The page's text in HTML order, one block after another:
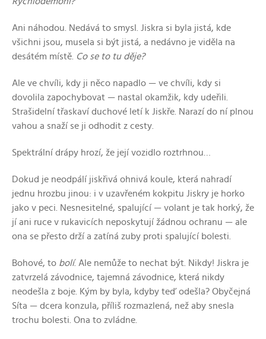
Ani náhodou. Nedává to smysl. Jiskra si byla jistá, kde
všichni jsou, musela si být jistá, a nedávno je viděla na
desátém místě. Co se to tu děje?
Ale ve chvíli, kdy ji něco napadlo — ve chvíli, kdy si
dovolila zapochybovat — nastal okamžik, kdy udeřili.
Strašidelní třaskaví duchové letí k Jiskře. Narazí do ní plnou
vahou a snaží se ji odhodit z cesty.
Spektrální drápy hrozí, že její vozidlo roztrhnou…
Dokud je neodpálí jiskřivá ohnivá koule, která nahradí
jednu hrozbu jinou: i v uzavřeném kokpitu Jiskry je horko
jako v peci. Nesnesitelné, spalující — volant je tak horký, že
jí ani ruce v rukavicích neposkytují žádnou ochranu — ale
ona se přesto drží a zatíná zuby proti spalující bolesti.
Bohové, to bolí. Ale nemůže to nechat být. Nikdy! Jiskra je
zatvrzelá závodnice, tajemná závodnice, která nikdy
neodešla z boje. Kým by byla, kdyby teď odešla? Obyčejná
Síta — dcera konzula, příliš rozmazlená, než aby snesla
trochu bolesti. Ona to zvládne.